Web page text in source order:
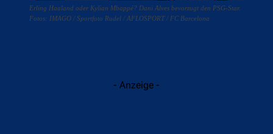
Erling Haaland oder Kylian Mbappé? Dani Alves bevorzugt den PSG-Star.
Fotos: IMAGO / Sportfoto Rudel / AFLOSPORT / FC Barcelona
- Anzeige -